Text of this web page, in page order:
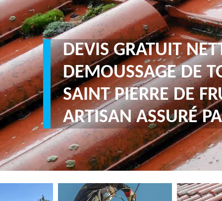
DEVIS GRATUIT
DEMOUSSAGE DE
SAINT PIERRE DE
ARTISAN ASSURÉ